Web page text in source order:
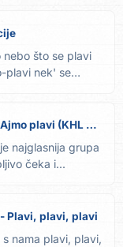
nebo što se plavi
plavi nek' se
(KHL Medveščak ZG)
najglasnija grupa
čeka i...
Plavi, plavi, plavi
nama plavi, plavi,